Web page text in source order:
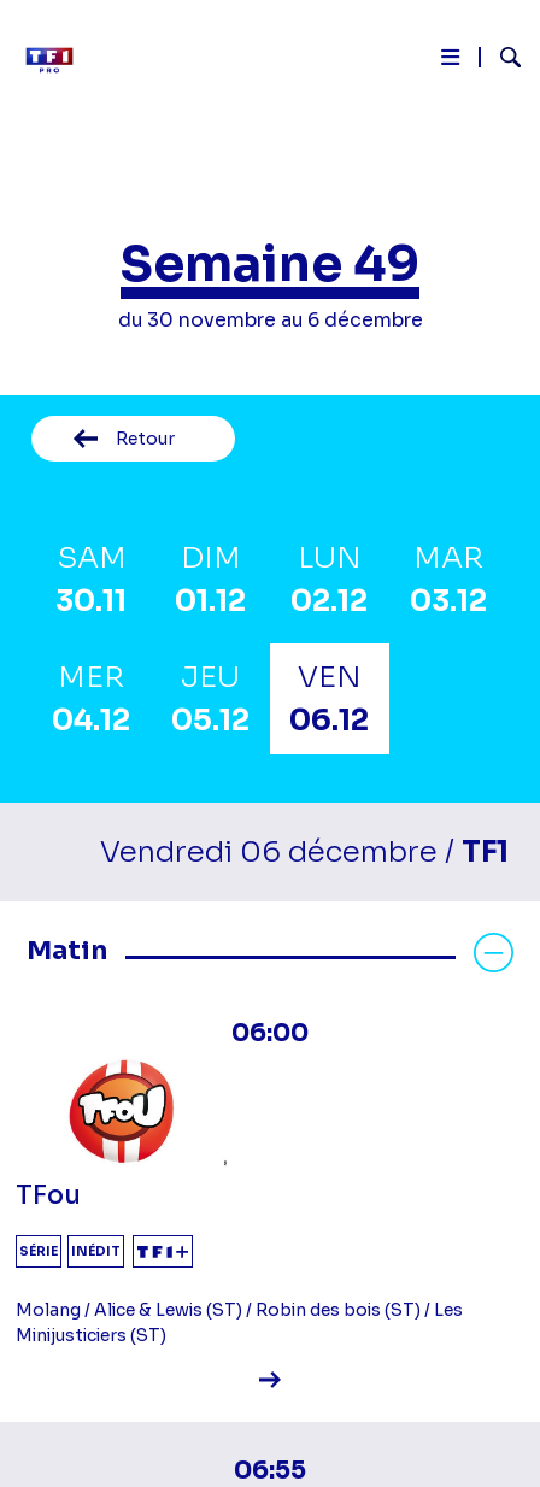
Semaine 49
du 30 novembre au 6 décembre
Retour
SAM
30.11
DIM
01.12
LUN
02.12
MAR
03.12
MER
04.12
JEU
05.12
VEN
06.12
Vendredi 06 décembre / TF1
Matin
Masquer les programmes Matin
06:00
TFou
SÉRIE INÉDIT
Molang / Alice & Lewis (ST) / Robin des bois (ST) / Les
Minijusticiers (ST)
Voir la fiche diffusion
06:55